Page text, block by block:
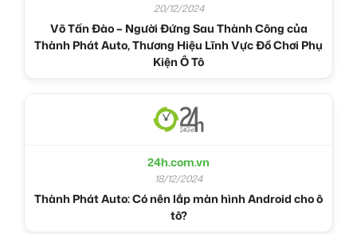
20/12/2024
Võ Tấn Đào – Người Đứng Sau Thành Công của
Thành Phát Auto, Thương Hiệu Lĩnh Vực Đồ Chơi Phụ
Kiện Ô Tô
24h.com.vn
18/12/2024
Thành Phát Auto: Có nên lắp màn hình Android cho ô
tô?